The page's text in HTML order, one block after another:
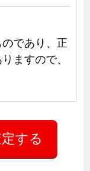
であり、正
ますので、